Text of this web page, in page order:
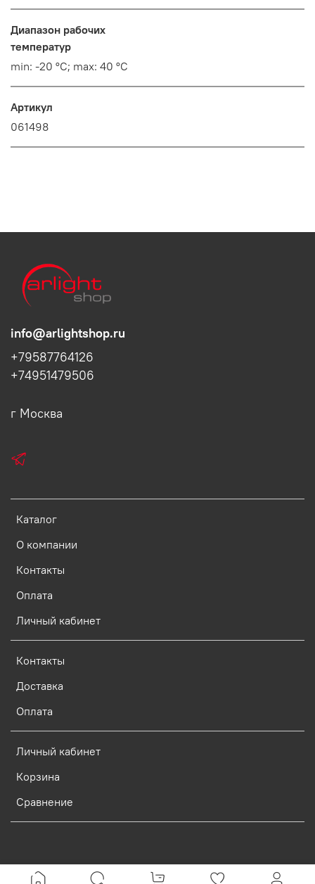
Диапазон рабочих
температур
min: -20 °C; max: 40 °C
Артикул
061498
Каталог
О компании
Контакты
Оплата
Личный кабинет
Контакты
Доставка
Оплата
Личный кабинет
Корзина
Сравнение
info@arlightshop.ru
+79587764126
+74951479506
г Москва
Verification: d773dcf9c7c1c3e0